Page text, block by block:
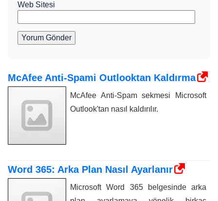
Web Sitesi
Yorum Gönder
McAfee Anti-Spami Outlooktan Kaldırma
McAfee Anti-Spam sekmesi Microsoft
Outlook'tan nasıl kaldırılır.
Word 365: Arka Plan Nasıl Ayarlanır
Microsoft Word 365 belgesinde arka